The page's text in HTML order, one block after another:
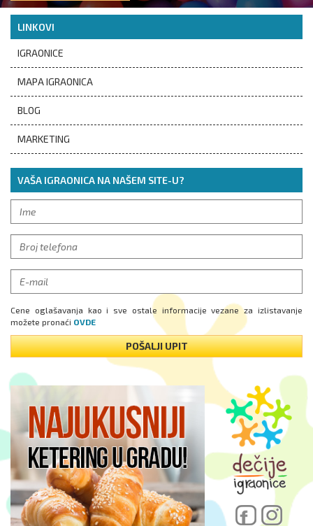
LINKOVI
IGRAONICE
MAPA IGRAONICA
BLOG
MARKETING
VAŠA IGRAONICA NA NAŠEM SITE-U?
Cene oglašavanja kao i sve ostale informacije vezane za izlistavanje
možete pronaći OVDE
POŠALJI UPIT